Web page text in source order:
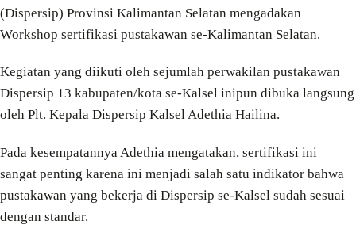
(Dispersip) Provinsi Kalimantan Selatan mengadakan
Workshop sertifikasi pustakawan se-Kalimantan Selatan.
Kegiatan yang diikuti oleh sejumlah perwakilan pustakawan
Dispersip 13 kabupaten/kota se-Kalsel inipun dibuka langsung
oleh Plt. Kepala Dispersip Kalsel Adethia Hailina.
Pada kesempatannya Adethia mengatakan, sertifikasi ini
sangat penting karena ini menjadi salah satu indikator bahwa
pustakawan yang bekerja di Dispersip se-Kalsel sudah sesuai
dengan standar.